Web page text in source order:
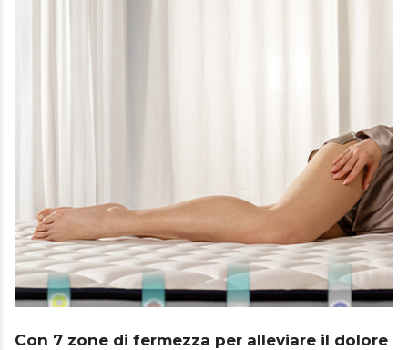
Con 7 zone di fermezza per alleviare il dolore